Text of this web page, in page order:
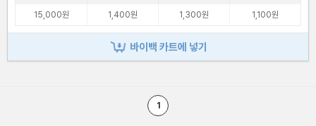
15,000원
1,400원 1,300원 1,100원
바이백 카트에 넣기
1